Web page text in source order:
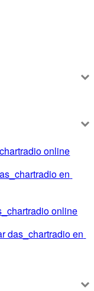
online
en
online
das_chartradio en